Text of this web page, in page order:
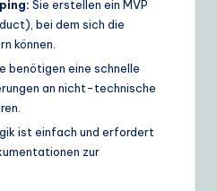
Sie erstellen ein MVP
bei dem sich die
können.
benötigen eine schnelle
an nicht-technische
ist einfach und erfordert
zur